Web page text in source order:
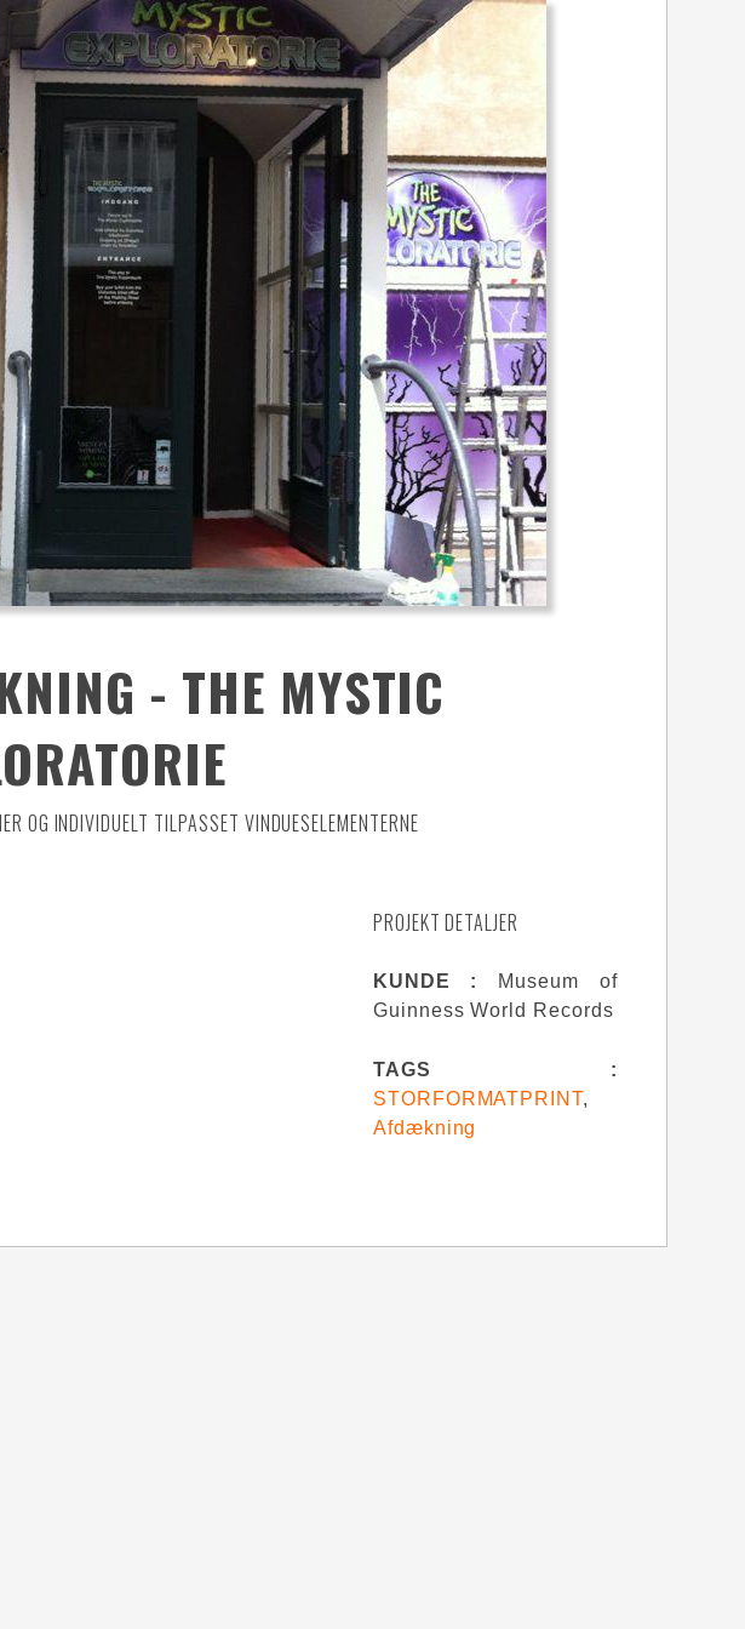
- THE MYSTIC
OG INDIVIDUELT TILPASSET VINDUESELEMENTERNE
PROJEKT DETALJER
KUNDE :
Museum of
Guinness World Records
TAGS :
STORFORMATPRINT,
Afdækning